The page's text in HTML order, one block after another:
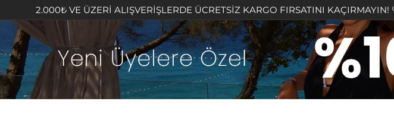
VE ÜZERİ ALIŞVERİŞLERDE ÜCRETSİZ KARGO FIRSATINI KAÇIRMAYIN! 🤍